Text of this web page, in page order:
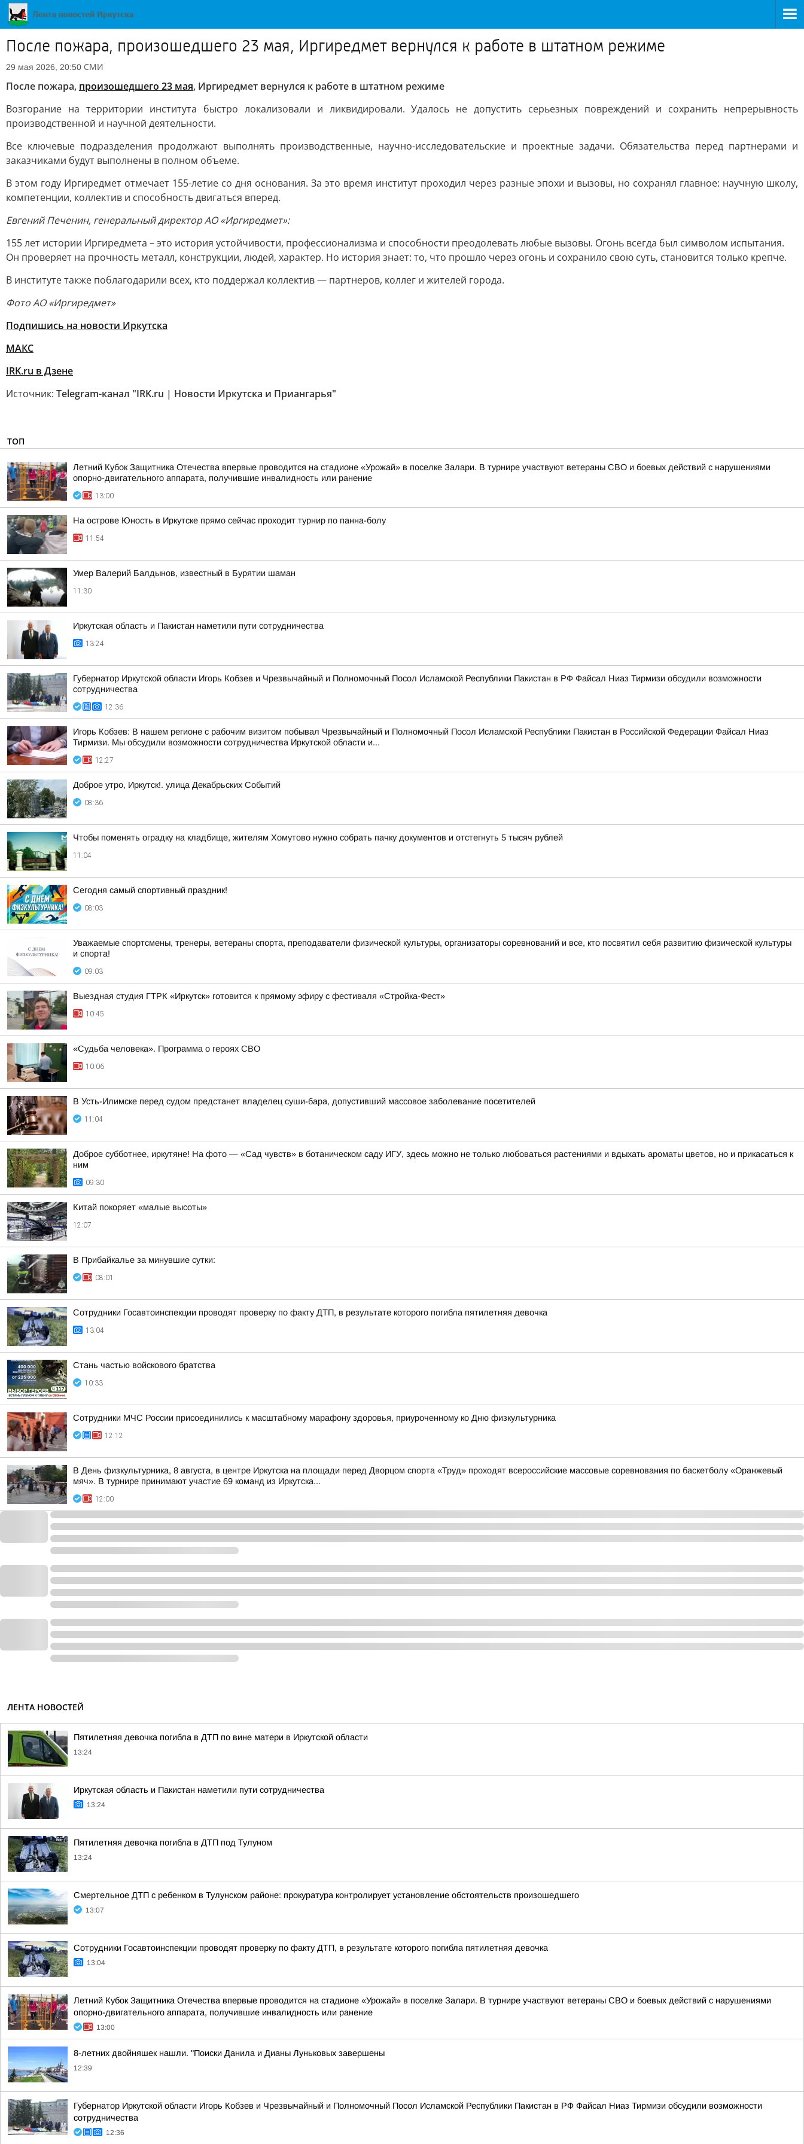
После пожара, произошедшего 23 мая, Иргиредмет вернулся к работе в штатном режиме
29 мая 2026, 20:50 СМИ
После пожара, произошедшего 23 мая, Иргиредмет вернулся к работе в штатном режиме
Возгорание на территории института быстро локализовали и ликвидировали. Удалось не допустить серьезных повреждений и сохранить непрерывность
производственной и научной деятельности.
Все ключевые подразделения продолжают выполнять производственные, научно-исследовательские и проектные задачи. Обязательства перед партнерами и
заказчиками будут выполнены в полном объеме.
В этом году Иргиредмет отмечает 155-летие со дня основания. За это время институт проходил через разные эпохи и вызовы, но сохранял главное: научную школу,
компетенции, коллектив и способность двигаться вперед.
Евгений Печенин, генеральный директор АО «Иргиредмет»:
155 лет истории Иргиредмета – это история устойчивости, профессионализма и способности преодолевать любые вызовы. Огонь всегда был символом испытания.
Он проверяет на прочность металл, конструкции, людей, характер. Но история знает: то, что прошло через огонь и сохранило свою суть, становится только крепче.
В институте также поблагодарили всех, кто поддержал коллектив — партнеров, коллег и жителей города.
Фото АО «Иргиредмет»
Подпишись на новости Иркутска
МАКС
IRK.ru в Дзене
Источник: Telegram-канал "IRK.ru | Новости Иркутска и Приангарья"
ТОП
Летний Кубок Защитника Отечества впервые проводится на стадионе «Урожай» в поселке Залари. В турнире участвуют ветераны СВО и боевых действий с нарушениями
опорно-двигательного аппарата, получившие инвалидность или ранение
13:00
На острове Юность в Иркутске прямо сейчас проходит турнир по панна-болу
11:54
Умер Валерий Балдынов, известный в Бурятии шаман
11:30
Иркутская область и Пакистан наметили пути сотрудничества
13:24
Губернатор Иркутской области Игорь Кобзев и Чрезвычайный и Полномочный Посол Исламской Республики Пакистан в РФ Файсал Ниаз Тирмизи обсудили возможности
сотрудничества
12:36
Игорь Кобзев: В нашем регионе с рабочим визитом побывал Чрезвычайный и Полномочный Посол Исламской Республики Пакистан в Российской Федерации Файсал Ниаз
Тирмизи. Мы обсудили возможности сотрудничества Иркутской области и...
12:27
Доброе утро, Иркутск!. улица Декабрьских Событий
08:36
Чтобы поменять оградку на кладбище, жителям Хомутово нужно собрать пачку документов и отстегнуть 5 тысяч рублей
11:04
Сегодня самый спортивный праздник!
08:03
Уважаемые спортсмены, тренеры, ветераны спорта, преподаватели физической культуры, организаторы соревнований и все, кто посвятил себя развитию физической культуры
и спорта!
09:03
Выездная студия ГТРК «Иркутск» готовится к прямому эфиру с фестиваля «Стройка-Фест»
10:45
«Судьба человека». Программа о героях СВО
10:06
В Усть-Илимске перед судом предстанет владелец суши-бара, допустивший массовое заболевание посетителей
11:04
Доброе субботнее, иркутяне! На фото — «Сад чувств» в ботаническом саду ИГУ, здесь можно не только любоваться растениями и вдыхать ароматы цветов, но и прикасаться к
ним
09:30
Китай покоряет «малые высоты»
12:07
В Прибайкалье за минувшие сутки:
08:01
Сотрудники Госавтоинспекции проводят проверку по факту ДТП, в результате которого погибла пятилетняя девочка
13:04
Стань частью войскового братства
10:33
Сотрудники МЧС России присоединились к масштабному марафону здоровья, приуроченному ко Дню физкультурника
12:12
В День физкультурника, 8 августа, в центре Иркутска на площади перед Дворцом спорта «Труд» проходят всероссийские массовые соревнования по баскетболу «Оранжевый
мяч». В турнире принимают участие 69 команд из Иркутска...
12:00
ЛЕНТА НОВОСТЕЙ
Пятилетняя девочка погибла в ДТП по вине матери в Иркутской области
13:24
Иркутская область и Пакистан наметили пути сотрудничества
13:24
Пятилетняя девочка погибла в ДТП под Тулуном
13:24
Смертельное ДТП с ребенком в Тулунском районе: прокуратура контролирует установление обстоятельств произошедшего
13:07
Сотрудники Госавтоинспекции проводят проверку по факту ДТП, в результате которого погибла пятилетняя девочка
13:04
Летний Кубок Защитника Отечества впервые проводится на стадионе «Урожай» в поселке Залари. В турнире участвуют ветераны СВО и боевых действий с нарушениями
опорно-двигательного аппарата, получившие инвалидность или ранение
13:00
8-летних двойняшек нашли. "Поиски Данила и Дианы Луньковых завершены
12:39
Губернатор Иркутской области Игорь Кобзев и Чрезвычайный и Полномочный Посол Исламской Республики Пакистан в РФ Файсал Ниаз Тирмизи обсудили возможности
сотрудничества
12:36